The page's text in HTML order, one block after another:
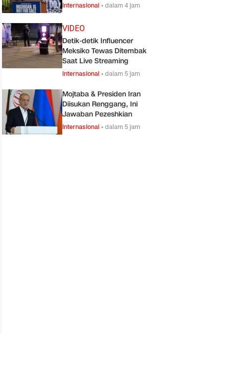
Internasional •dalam 4 jam
VIDEO
Detik-detik Influencer
Meksiko Tewas Ditembak
Saat Live Streaming
Internasional •dalam 5 jam
Mojtaba & Presiden Iran
Diisukan Renggang, Ini
Jawaban Pezeshkian
Internasional •dalam 5 jam